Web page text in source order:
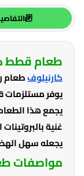
طعام قطط
كارنيلوفطعام
يوفر مستلزمات
يجمع هذا
غنية
يجعله سهل
مواصفات